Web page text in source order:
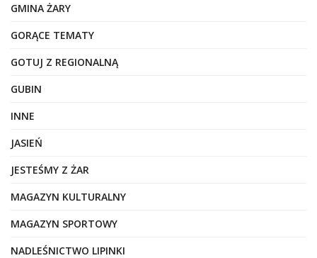
GMINA ŻARY
GORĄCE TEMATY
GOTUJ Z REGIONALNĄ
GUBIN
INNE
JASIEŃ
JESTEŚMY Z ŻAR
MAGAZYN KULTURALNY
MAGAZYN SPORTOWY
NADLEŚNICTWO LIPINKI